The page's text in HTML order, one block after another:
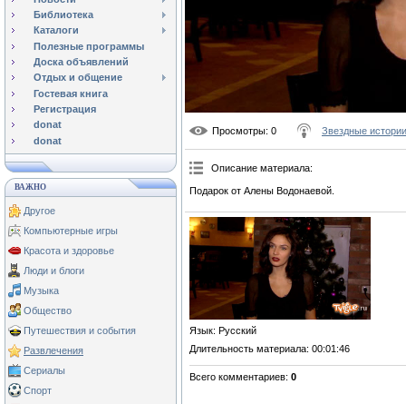
Библиотека
Каталоги
Полезные программы
Доска объявлений
Отдых и общение
Гостевая книга
Регистрация
donat
donat
ВАЖНО
Другое
Компьютерные игры
Красота и здоровье
Люди и блоги
Музыка
Общество
Путешествия и события
Развлечения
Сериалы
Спорт
Просмотры: 0 Звездные истории
Описание материала:
Подарок от Алены Водонаевой.
Язык: Русский
Длительность материала: 00:01:46
Всего комментариев: 0